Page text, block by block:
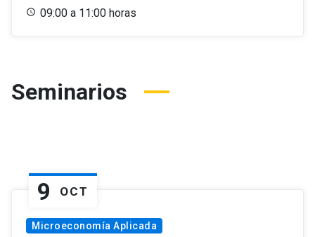
09:00 a 11:00 horas
Seminarios
9 OCT
Microeconomía Aplicada